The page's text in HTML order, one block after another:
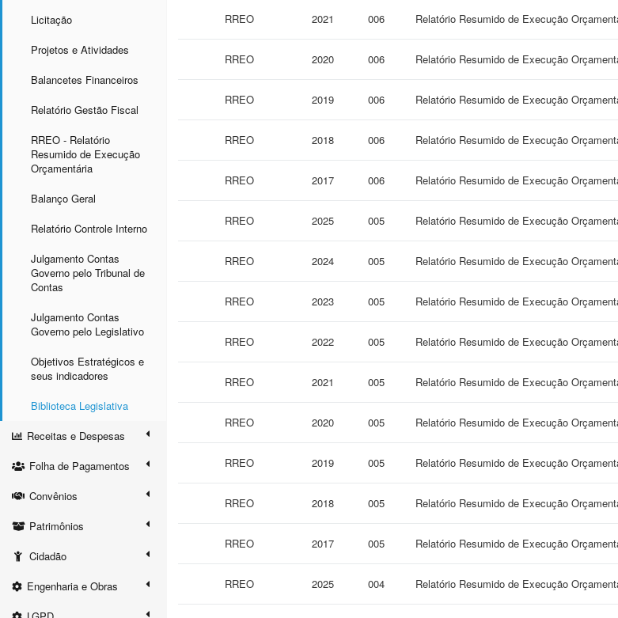
Licitação
Projetos e Atividades
Balancetes Financeiros
Relatório Gestão Fiscal
RREO - Relatório
Resumido de Execução
Orçamentária
Balanço Geral
Relatório Controle Interno
Julgamento Contas
Governo pelo Tribunal de
Contas
Julgamento Contas
Governo pelo Legislativo
Objetivos Estratégicos e
seus indicadores
Biblioteca Legislativa
Receitas e Despesas
Folha de Pagamentos
Convênios
Patrimônios
Cidadão
Engenharia e Obras
RREO 2021 006 Relatório Resumido de Execução
RREO 2020 006 Relatório Resumido de Execução
RREO 2019 006 Relatório Resumido de Execução
RREO 2018 006 Relatório Resumido de Execução
RREO 2017 006 Relatório Resumido de Execução
RREO 2025 005 Relatório Resumido de Execução
RREO 2024 005 Relatório Resumido de Execução
RREO 2023 005 Relatório Resumido de Execução
RREO 2022 005 Relatório Resumido de Execução
RREO 2021 005 Relatório Resumido de Execução
RREO 2020 005 Relatório Resumido de Execução
RREO 2019 005 Relatório Resumido de Execução
RREO 2018 005 Relatório Resumido de Execução
RREO 2017 005 Relatório Resumido de Execução
RREO 2025 004 Relatório Resumido de Execução